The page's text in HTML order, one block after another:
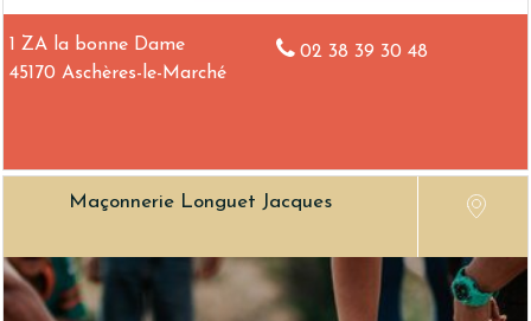
1 ZA la bonne Dame
45170 Aschères-le-Marché
02 38 39 30 48
Maçonnerie Longuet Jacques